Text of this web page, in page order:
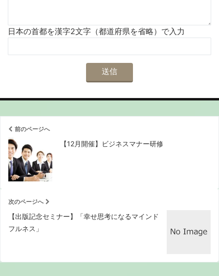
日本の首都を漢字2文字（都道府県を省略）で入力
前のページへ
【12月開催】ビジネスマナー研修
次のページへ
【出版記念セミナー】「幸せ思考になるマインド
フルネス」